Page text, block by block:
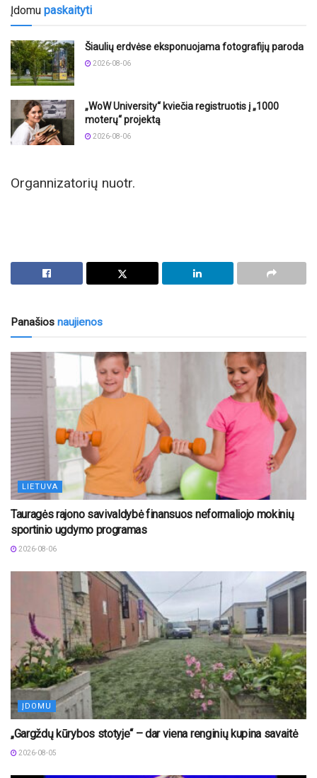
Įdomu paskaityti
Šiaulių erdvėse eksponuojama fotografijų paroda
2026-08-06
„WoW University“ kviečia registruotis į „1000
moterų“ projektą
2026-08-06
Organnizatorių nuotr.
Panašios naujienos
LIETUVA
Tauragės rajono savivaldybė finansuos neformaliojo mokinių
sportinio ugdymo programas
2026-08-06
ĮDOMU
„Gargždų kūrybos stotyje“ – dar viena renginių kupina savaitė
2026-08-05